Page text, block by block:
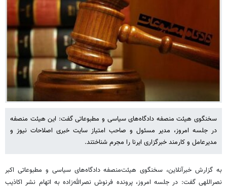
سخنگوی هیئت منصفه دادگاه‌های سیاسی و مطبوعاتی گفت: این هیئت منصفه
در جلسه امروز، مدیر مسئول و صاحب امتیاز سایت خبری اصلاحات نیوز و
مدیرعامل و کارمند خبرگزاری ایرنا را مجرم شناختند.
به گزارش خبرآنلاین، سخنگوی هیئت‌منصفه دادگاه‌های سیاسی و مطبوعاتی اکبر
نصراللهی گفت: در جلسه امروز، پرونده فرنوش نصرالله‌زاده به اتهام نشر اکاذیب